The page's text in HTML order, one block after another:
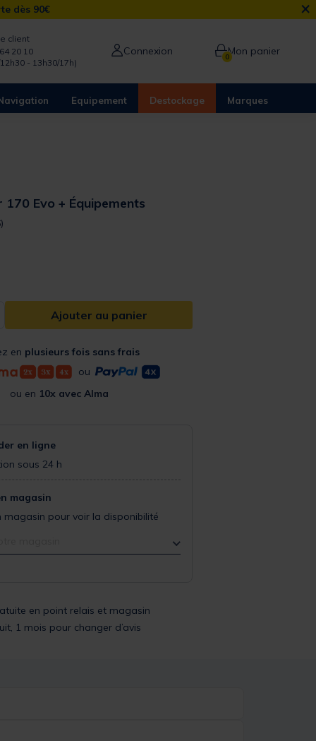
dès 90€ ×
client
20 10
- 13h30/17h)
Connexion 0Mon panier
Equipement Destockage Marques
170 Evo + Équipements
of 5 Customer Rating
Ajouter au panier
en plusieurs fois sans frais
ou
ou en 10x avec Alma
en ligne
sous 24 h
magasin
magasin pour voir la disponibilité
en point relais et magasin
1 mois pour changer d’avis